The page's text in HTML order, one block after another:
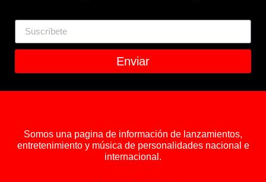
Enviar
Somos una pagina de información de lanzamientos,
entretenimiento y música de personalidades nacional e
internacional.